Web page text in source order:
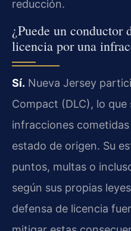
reducción.
¿Puede un conductor
licencia por una
Sí. Nueva Jersey
Compact (DLC), lo que
infracciones
estado de origen. Su
puntos, multas o
según sus propias
defensa de licencia